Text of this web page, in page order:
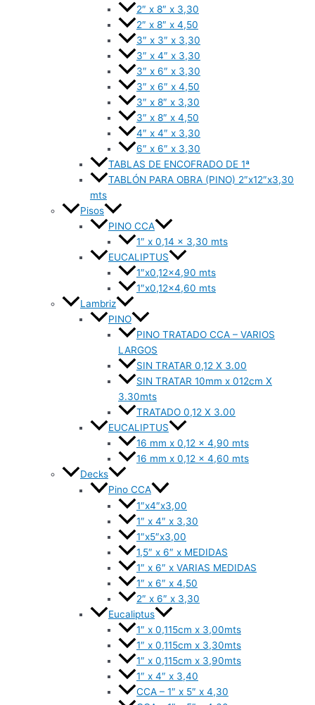
2″ x 8″ x 3,30
2″ x 8″ x 4,50
3″ x 3″ x 3,30
3″ x 4″ x 3,30
3″ x 6″ x 3,30
3″ x 6″ x 4,50
3″ x 8″ x 3,30
3″ x 8″ x 4,50
4″ x 4″ x 3,30
6″ x 6″ x 3,30
TABLAS DE ENCOFRADO DE 1ª
TABLÓN PARA OBRA (PINO) 2″x12″x3,30
mts
Pisos
PINO CCA
1″ x 0,14 x 3,30 mts
EUCALIPTUS
1″x0,12×4,90 mts
1″x0,12×4,60 mts
Lambriz
PINO
PINO TRATADO CCA – VARIOS
LARGOS
SIN TRATAR 0,12 X 3.00
SIN TRATAR 10mm x 012cm X
3.30mts
TRATADO 0,12 X 3.00
EUCALIPTUS
16 mm x 0,12 x 4,90 mts
16 mm x 0,12 x 4,60 mts
Decks
Pino CCA
1″x4″x3,00
1″ x 4″ x 3,30
1″x5″x3,00
1,5″ x 6″ x MEDIDAS
1″ x 6″ x VARIAS MEDIDAS
1″ x 6″ x 4,50
2″ x 6″ x 3,30
Eucaliptus
1″ x 0,115cm x 3,00mts
1″ x 0,115cm x 3,30mts
1″ x 0,115cm x 3,90mts
1″ x 4″ x 3,40
CCA – 1″ x 5″ x 4,30